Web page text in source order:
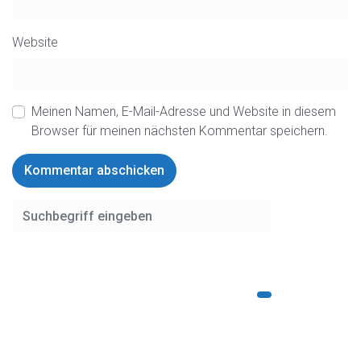
Website
Meinen Namen, E-Mail-Adresse und Website in diesem
Browser für meinen nächsten Kommentar speichern.